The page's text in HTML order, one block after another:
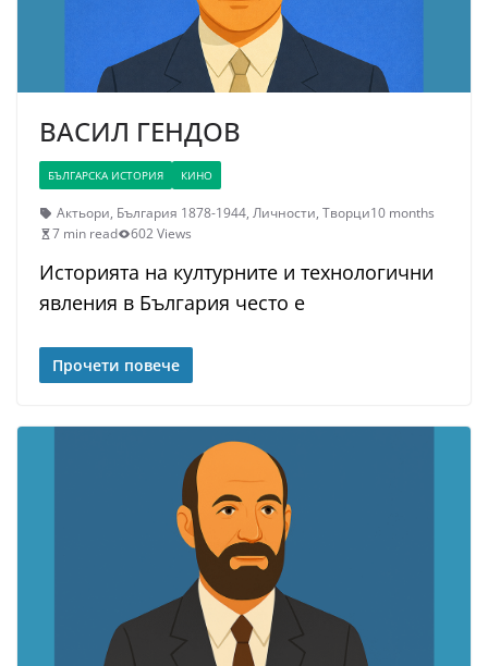
ВАСИЛ ГЕНДОВ
БЪЛГАРСКА ИСТОРИЯ КИНО
Актьори, България 1878-1944, Личности, Творци10 months
7 min read
602 Views
Историята на културните и технологични
явления в България често е
Прочети повече